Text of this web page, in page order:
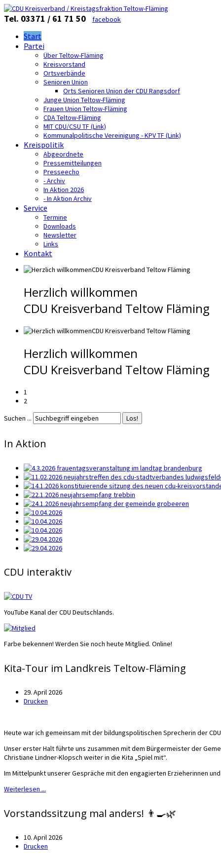
Tel. 03371 / 61 71 50 facebook
Start
Partei
Über Teltow-Fläming
Kreisvorstand
Ortsverbände
Senioren Union
Orts Senioren Union der CDU Rangsdorf
Junge Union Teltow-Fläming
Frauen Union Teltow-Fläming
CDA Teltow-Fläming
MIT CDU/CSU TF (Link)
Kommunalpolitische Vereinigung - KPV TF (Link)
Kreispolitik
Abgeordnete
Pressemitteilungen
Presseecho
- Archiv
In Aktion 2026
- In Aktion Archiv
Service
Termine
Downloads
Newsletter
Links
Kontakt
Herzlich willkommen
CDU Kreisverband Teltow Fläming
Herzlich willkommen
CDU Kreisverband Teltow Fläming
1
2
Suchen ...
Los!
In Aktion
CDU interaktiv
YouTube Kanal der CDU Deutschlands.
Farbe bekennen! Werden Sie noch heute Mitglied. Online!
Kita-Tour im Landkreis Teltow-Fläming
29. April 2026
Drucken
Heute war ich gemeinsam mit der bildungspolitischen Sprecherin der
Unser erster Halt führte uns zusammen mit dem Bürgermeister der
Christiane Lindner-Klopsch weiter in die Kita „Spiel mit“.
Im Mittelpunkt unserer Gespräche mit den engagierten Erzieherinnen
Weiterlesen ...
Vorstandssitzung mal anders! 👨‍🍳🌿
10. April 2026
Drucken